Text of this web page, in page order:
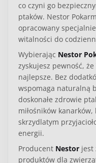
co czyni go
ptaków. Nestor
opracowany
witalności do
Wybierając Nestor
zyskujesz pewność,
najlepsze. Bez
wspomaga naturalną
doskonałe zdrowie
miłośników
skrzydlatym
energii.
Producent Nestor jest
produktów dla